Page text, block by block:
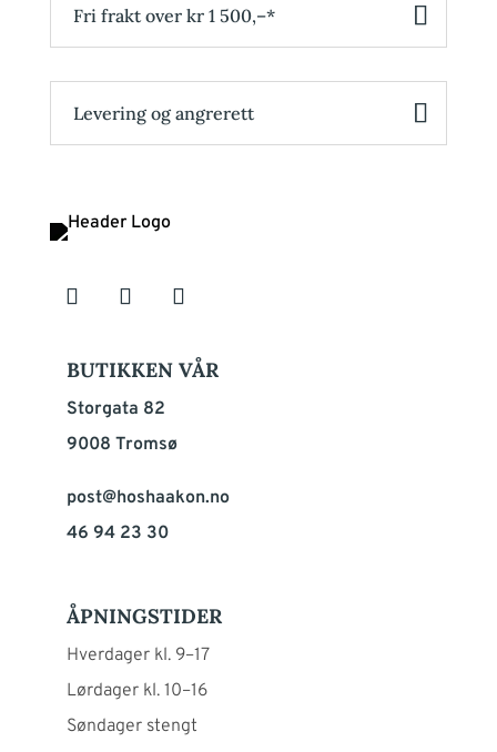
Fri frakt over kr 1 500,–*
Levering og angrerett
BUTIKKEN VÅR
Storgata 82
9008 Tromsø
post@hoshaakon.no
46 94 23 30
ÅPNINGSTIDER
Hverdager kl. 9–17
Lørdager kl. 10–16
Søndager stengt